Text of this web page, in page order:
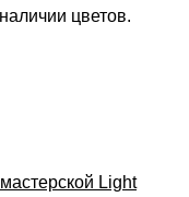
цветов.
Light